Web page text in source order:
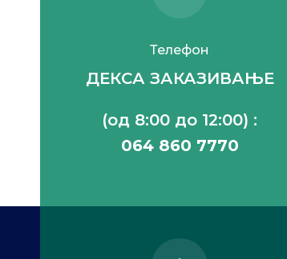
Телефон
ДЕКСА ЗАКАЗИВАЊЕ
(од 8:00 до 12:00) :
064 860 7770